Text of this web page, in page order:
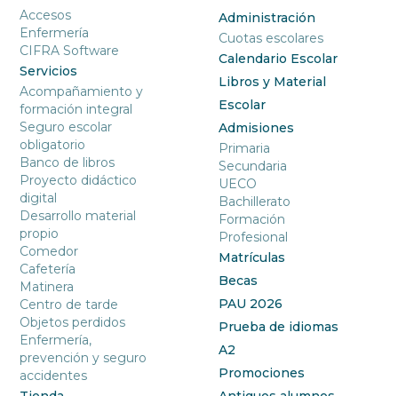
Accesos
Enfermería
CIFRA Software
Servicios
Acompañamiento y
formación integral
Seguro escolar
obligatorio
Banco de libros
Proyecto didáctico
digital
Desarrollo material
propio
Comedor
Cafetería
Matinera
Centro de tarde
Objetos perdidos
Enfermería,
prevención y seguro
accidentes
Administración
Cuotas escolares
Calendario Escolar
Libros y Material
Escolar
Admisiones
Primaria
Secundaria
UECO
Bachillerato
Formación
Profesional
Matrículas
Becas
PAU 2026
Prueba de idiomas
A2
Promociones